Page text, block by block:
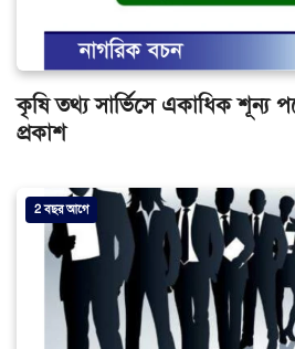
কৃষি তথ্য সার্ভিসে একাধিক শূন্য
প্রকাশ
2 বছর আগে